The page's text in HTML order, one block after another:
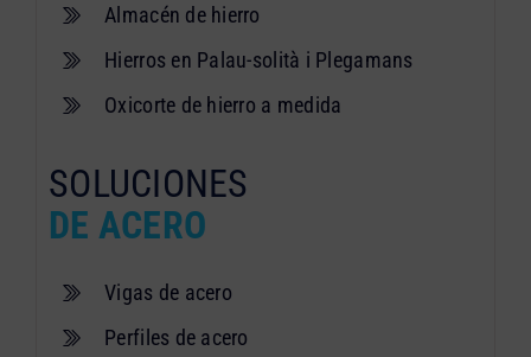
Almacén de hierro
Hierros en Palau-solità i Plegamans
Oxicorte de hierro a medida
SOLUCIONES
DE ACERO
Vigas de acero
Perfiles de acero